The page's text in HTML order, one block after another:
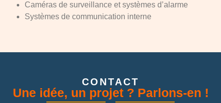
Caméras de surveillance et systèmes d’alarme
Systèmes de communication interne
CONTACT
Une idée, un projet ? Parlons-en !